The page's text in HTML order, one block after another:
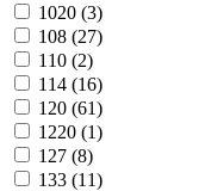
1020 (3)
108 (27)
110 (2)
114 (16)
120 (61)
1220 (1)
127 (8)
133 (11)